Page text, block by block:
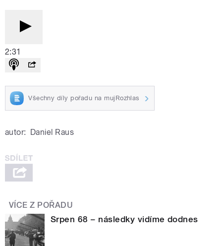
2:31
Všechny díly pořadu na mujRozhlas
autor: Daniel Raus
VÍCE Z POŘADU
Srpen 68 – následky vidíme dodnes